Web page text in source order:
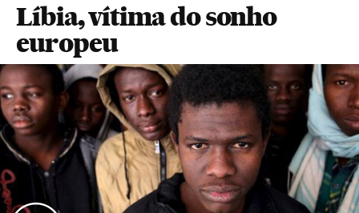
Líbia, vítima do sonho
europeu